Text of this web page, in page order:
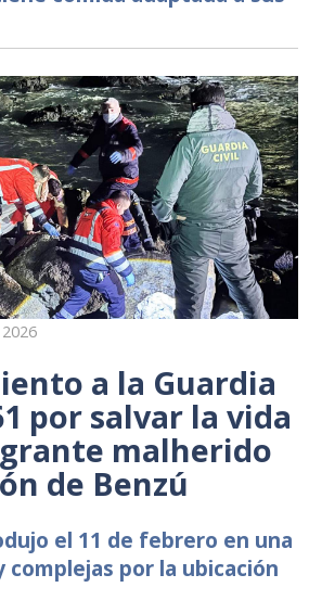
a la Guardia
por salvar la vida
malherido
de Benzú
el 11 de febrero en una
complejas por la ubicación